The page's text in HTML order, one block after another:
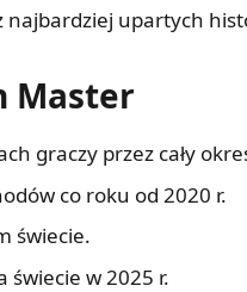
upartych
Master
graczy przez cały
co roku od 2020 r.
świecie.
w 2025 r.